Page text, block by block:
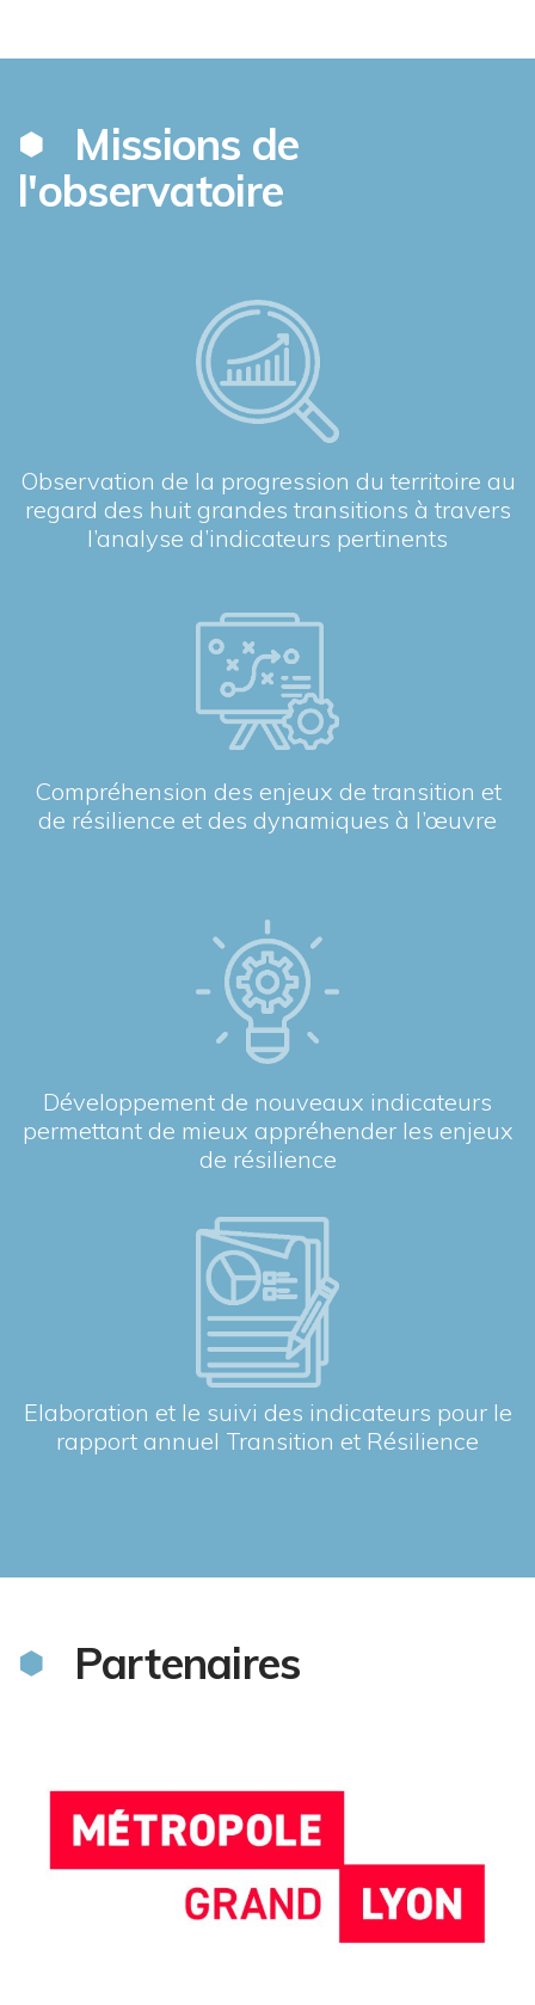
Missions de
l'observatoire
Observation de la progression du territoire au
regard des huit grandes transitions à travers
l’analyse d’indicateurs pertinents
Compréhension des enjeux de transition et
de résilience et des dynamiques à l’œuvre
Développement de nouveaux indicateurs
permettant de mieux appréhender les enjeux
de résilience
Elaboration et le suivi des indicateurs pour le
rapport annuel Transition et Résilience
Partenaires